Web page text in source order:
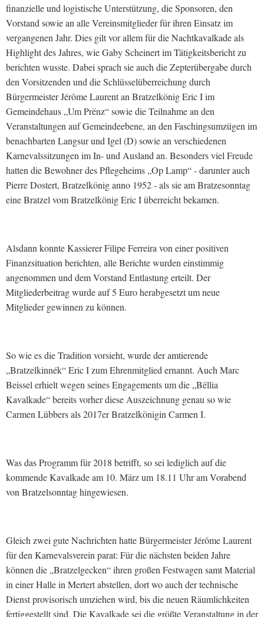
finanzielle und logistische Unterstützung, die Sponsoren, den
Vorstand sowie an alle Vereinsmitglieder für ihren Einsatz im
vergangenen Jahr. Dies gilt vor allem für die Nachtkavalkade als
Highlight des Jahres, wie Gaby Scheinert im Tätigkeitsbericht zu
berichten wusste. Dabei sprach sie auch die Zepterübergabe durch
den Vorsitzenden und die Schlüsselüberreichung durch
Bürgermeister Jérôme Laurent an Bratzelkönig Eric I im
Gemeindehaus „Um Prënz“ sowie die Teilnahme an den
Veranstaltungen auf Gemeindeebene, an den Faschingsumzügen im
benachbarten Langsur und Igel (D) sowie an verschiedenen
Karnevalssitzungen im In- und Ausland an. Besonders viel Freude
hatten die Bewohner des Pflegeheims „Op Lamp“ - darunter auch
Pierre Dostert, Bratzelkönig anno 1952 - als sie am Bratzesonntag
eine Bratzel vom Bratzelkönig Eric I überreicht bekamen.
Alsdann konnte Kassierer Filipe Ferreira von einer positiven
Finanzsituation berichten, alle Berichte wurden einstimmig
angenommen und dem Vorstand Entlastung erteilt. Der
Mitgliederbeitrag wurde auf 5 Euro herabgesetzt um neue
Mitglieder gewinnen zu können.
So wie es die Tradition vorsieht, wurde der amtierende
„Bratzelkinnék“ Eric I zum Ehrenmitglied ernannt. Auch Marc
Beissel erhielt wegen seines Engagements um die „Bëllia
Kavalkade“ bereits vorher diese Auszeichnung genau so wie
Carmen Lübbers als 2017er Bratzelkönigin Carmen I.
Was das Programm für 2018 betrifft, so sei lediglich auf die
kommende Kavalkade am 10. März um 18.11 Uhr am Vorabend
von Bratzelsonntag hingewiesen.
Gleich zwei gute Nachrichten hatte Bürgermeister Jérôme Laurent
für den Karnevalsverein parat: Für die nächsten beiden Jahre
können die „Bratzelgecken“ ihren großen Festwagen samt Material
in einer Halle in Mertert abstellen, dort wo auch der technische
Dienst provisorisch umziehen wird, bis die neuen Räumlichkeiten
fertiggestellt sind. Die Kavalkade sei die größte Veranstaltung in der